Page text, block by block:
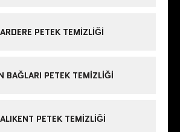
PETEK TEMIZLIĞI
BAĞLARI PETEK TEMIZLIĞI
PETEK TEMIZLIĞI